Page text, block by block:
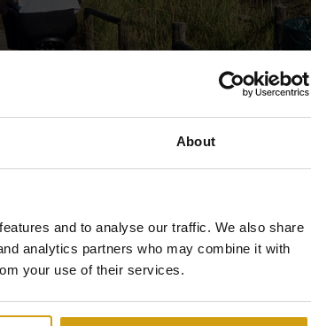
About
and to analyse our traffic. We also share
analytics partners who may combine it with
your use of their services.